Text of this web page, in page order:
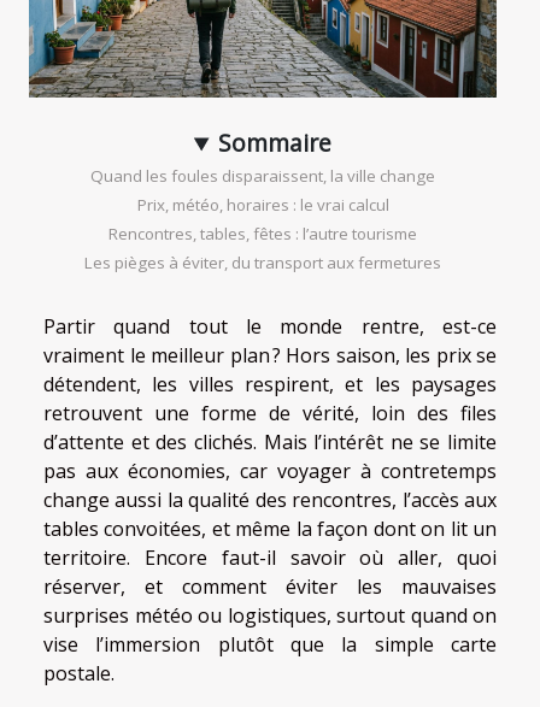
Sommaire
Quand les foules disparaissent, la ville change
Prix, météo, horaires : le vrai calcul
Rencontres, tables, fêtes : l’autre tourisme
Les pièges à éviter, du transport aux fermetures
Partir quand tout le monde rentre, est-ce
vraiment le meilleur plan ? Hors saison, les prix se
détendent, les villes respirent, et les paysages
retrouvent une forme de vérité, loin des files
d’attente et des clichés. Mais l’intérêt ne se limite
pas aux économies, car voyager à contretemps
change aussi la qualité des rencontres, l’accès aux
tables convoitées, et même la façon dont on lit un
territoire. Encore faut-il savoir où aller, quoi
réserver, et comment éviter les mauvaises
surprises météo ou logistiques, surtout quand on
vise l’immersion plutôt que la simple carte
postale.